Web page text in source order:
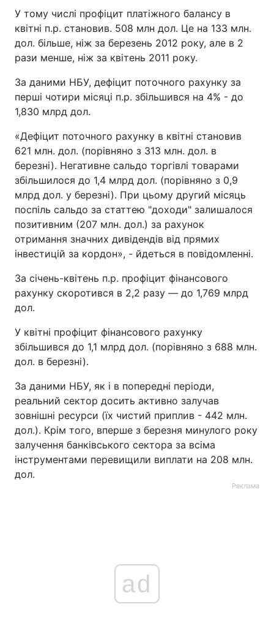
У тому числі профіцит платіжного балансу в
квітні п.р. становив. 508 млн дол. Це на 133 млн.
дол. більше, ніж за березень 2012 року, але в 2
рази менше, ніж за квітень 2011 року.
За даними НБУ, дефіцит поточного рахунку за
перші чотири місяці п.р. збільшився на 4% - до
1,830 млрд дол.
«Дефіцит поточного рахунку в квітні становив
621 млн. дол. (порівняно з 313 млн. дол. в
березні). Негативне сальдо торгівлі товарами
збільшилося до 1,4 млрд дол. (порівняно з 0,9
млрд дол. у березні). При цьому другий місяць
поспіль сальдо за статтею "доходи" залишалося
позитивним (207 млн. дол.) за рахунок
отримання значних дивідендів від прямих
інвестицій за кордон», - йдеться в повідомленні.
За січень-квітень п.р. профіцит фінансового
рахунку скоротився в 2,2 разу — до 1,769 млрд
дол.
У квітні профіцит фінансового рахунку
збільшився до 1,1 млрд дол. (порівняно з 688 млн.
дол. в березні).
За даними НБУ, як і в попередні періоди,
реальний сектор досить активно залучав
зовнішні ресурси (їх чистий приплив - 442 млн.
дол.). Крім того, вперше з березня минулого року
залучення банківського сектора за всіма
інструментами перевищили виплати на 208 млн.
дол.
Реклама
ad